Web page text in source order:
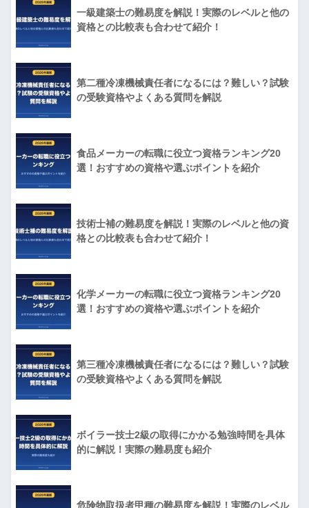
一級建築士の難易度を解説！実際のレベルと他の
資格との比較表も合わせて紹介！
第二種冷凍機械責任者になるには？難しい？試験
の受験資格やよくある質問を解説
食品メーカーの転職に役立つ資格ランキング20
選！おすすめの資格や選ぶポイントを紹介
技術士補の難易度を解説！実際のレベルと他の資
格との比較表も合わせて紹介！
化学メーカーの転職に役立つ資格ランキング20
選！おすすめの資格や選ぶポイントを紹介
第三種冷凍機械責任者になるには？難しい？試験
の受験資格やよくある質問を解説
ボイラー技士2級の取得にかかる勉強時間を具体
的に解説！実際の難易度も紹介
危険物取扱者甲種の難易度を解説！実際のレベル